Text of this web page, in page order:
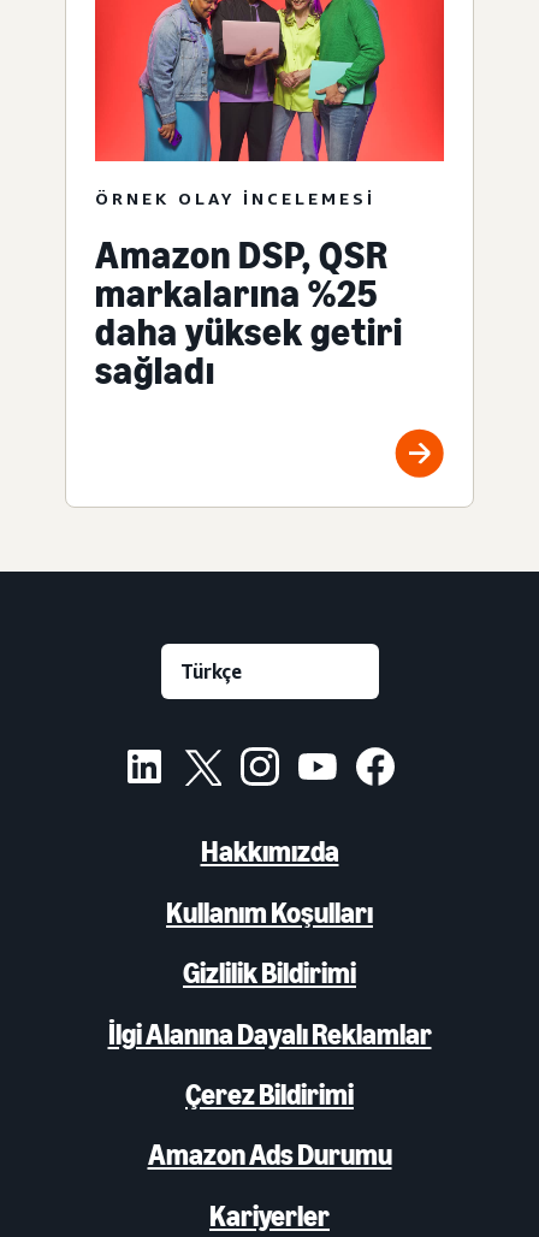
ÖRNEK OLAY INCELEMESI
Amazon DSP, QSR
markalarına %25
daha yüksek getiri
sağladı
Hakkımızda
Kullanım Koşulları
Gizlilik Bildirimi
İlgi Alanına Dayalı Reklamlar
Çerez Bildirimi
Amazon Ads Durumu
Kariyerler